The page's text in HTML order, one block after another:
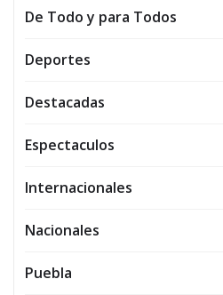
De Todo y para Todos
Deportes
Destacadas
Espectaculos
Internacionales
Nacionales
Puebla